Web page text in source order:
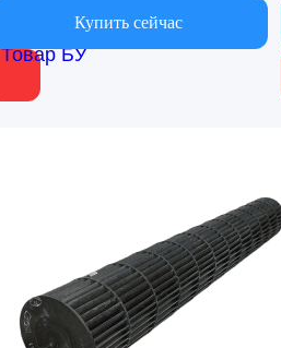
Товар БУ
Купить сейчас